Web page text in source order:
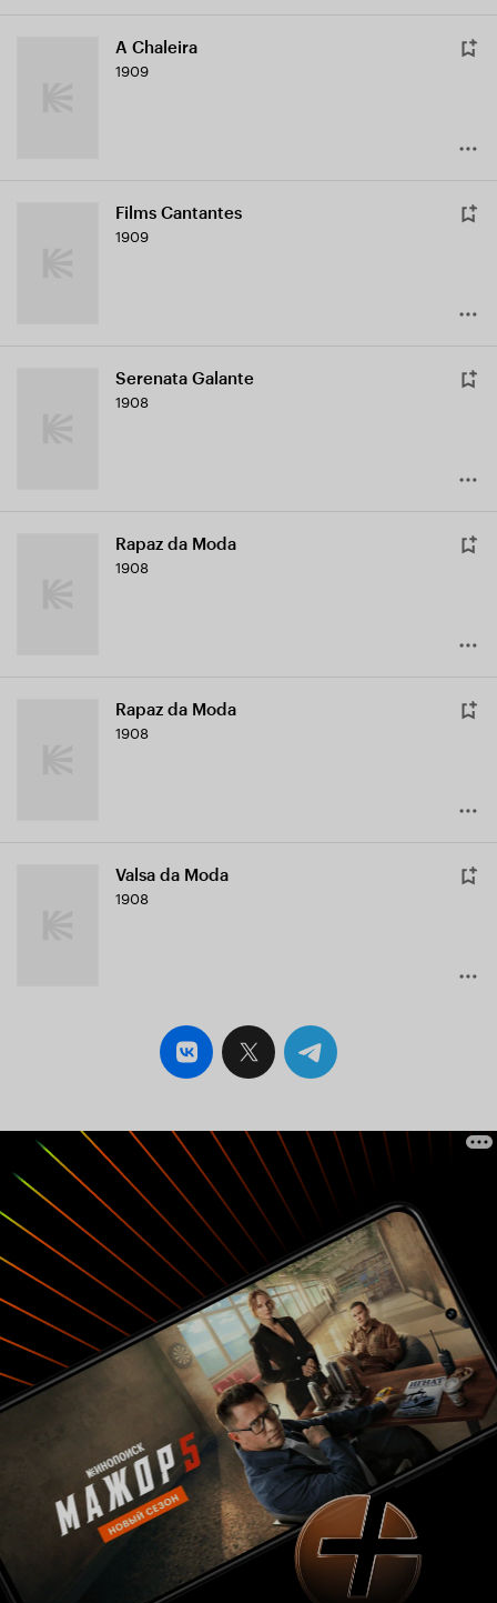
A Chaleira
1909
Films Cantantes
1909
Serenata Galante
1908
Rapaz da Moda
1908
Rapaz da Moda
1908
Valsa da Moda
1908